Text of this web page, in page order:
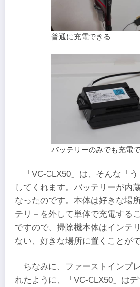
普通に充電できる
バッテリーのみでも充電
「VC-CLX50」は、そんな「
してくれます。バッテリーが内
なったのです。本体は好きな場
テリ－を外して単体で充電する
ですので、掃除機本体はインテ
ない、好きな場所に置くことがで
ちなみに、ファーストインプ
れたように、「VC-CLX50」は